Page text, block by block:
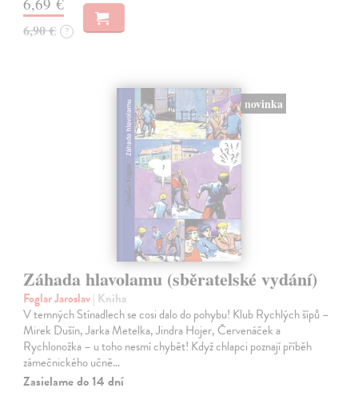
6,90 € ?
novinka
Záhada hlavolamu (sběratelské vydání)
Foglar Jaroslav| Kniha
V temných Stínadlech se cosi dalo do pohybu! Klub Rychlých šípů –
Mirek Dušín, Jarka Metelka, Jindra Hojer, Červenáček a
Rychlonožka – u toho nesmí chybět! Když chlapci poznají příběh
zámečnického učně…
Zasielame do 14 dní